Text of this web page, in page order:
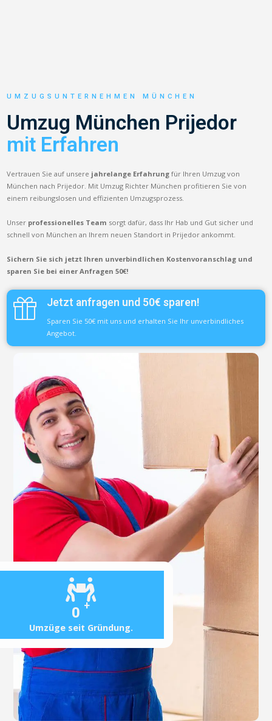
0 +
Umzüge seit Gründung.
UMZUGSUNTERNEHMEN MÜNCHEN
Umzug München Prijedor
mit Erfahren
Vertrauen Sie auf unsere jahrelange Erfahrung für Ihren Umzug von
München nach Prijedor. Mit Umzug Richter München profitieren Sie von
einem reibungslosen und effizienten Umzugsprozess.
Unser professionelles Team sorgt dafür, dass Ihr Hab und Gut sicher und
schnell von München an Ihrem neuen Standort in Prijedor ankommt.
Sichern Sie sich jetzt Ihren unverbindlichen Kostenvoranschlag und
sparen Sie bei einer Anfragen 50€!
Jetzt anfragen und 50€ sparen!
Sparen Sie 50€ mit uns und erhalten Sie Ihr unverbindliches
Angebot.